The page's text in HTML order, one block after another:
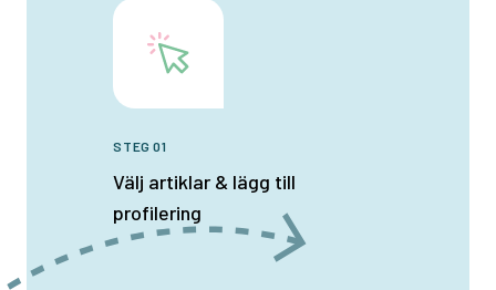
STEG 01
Välj artiklar & lägg till
profilering